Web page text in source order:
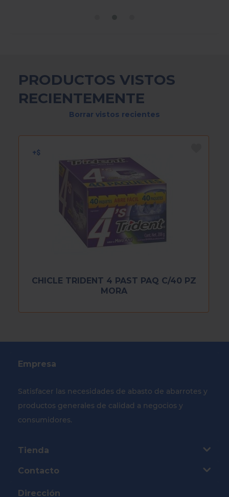
PRODUCTOS VISTOS
RECIENTEMENTE
Borrar vistos recientes
CHICLE TRIDENT 4 PAST PAQ C/40 PZ
MORA
Empresa
Satisfacer las necesidades de abasto de abarrotes y
productos generales de calidad a negocios y
consumidores.
Tienda
Contacto
Dirección